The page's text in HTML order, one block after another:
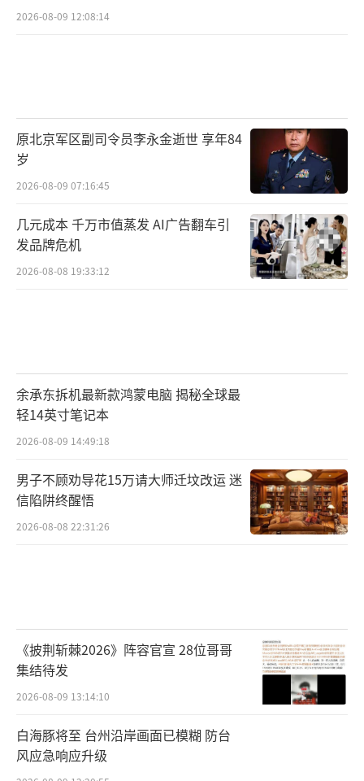
2026-08-09 12:08:14
原北京军区副司令员李永金逝世 享年84
岁
2026-08-09 07:16:45
几元成本 千万市值蒸发 AI广告翻车引
发品牌危机
2026-08-08 19:33:12
余承东拆机最新款鸿蒙电脑 揭秘全球最
轻14英寸笔记本
2026-08-09 14:49:18
男子不顾劝导花15万请大师迁坟改运 迷
信陷阱终醒悟
2026-08-08 22:31:26
《披荆斩棘2026》阵容官宣 28位哥哥
集结待发
2026-08-09 13:14:10
白海豚将至 台州沿岸画面已模糊 防台
风应急响应升级